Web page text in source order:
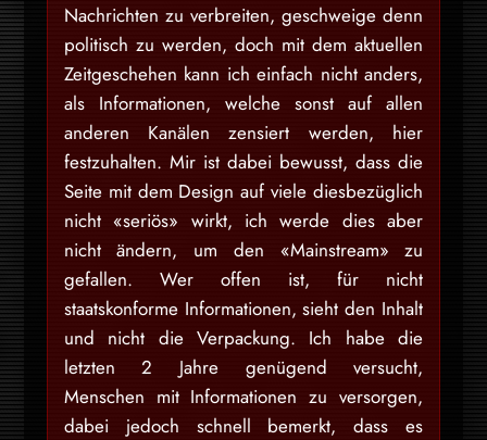
Nachrichten zu verbreiten, geschweige denn
politisch zu werden, doch mit dem aktuellen
Zeitgeschehen kann ich einfach nicht anders,
als Informationen, welche sonst auf allen
anderen Kanälen zensiert werden, hier
festzuhalten. Mir ist dabei bewusst, dass die
Seite mit dem Design auf viele diesbezüglich
nicht «seriös» wirkt, ich werde dies aber
nicht ändern, um den «Mainstream» zu
gefallen. Wer offen ist, für nicht
staatskonforme Informationen, sieht den Inhalt
und nicht die Verpackung. Ich habe die
letzten 2 Jahre genügend versucht,
Menschen mit Informationen zu versorgen,
dabei jedoch schnell bemerkt, dass es